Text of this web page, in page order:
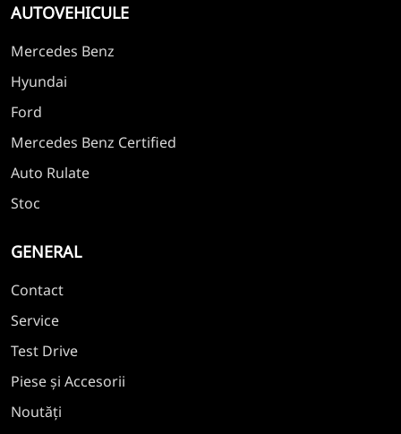
AUTOVEHICULE
Mercedes Benz
Hyundai
Ford
Mercedes Benz Certified
Auto Rulate
Stoc
GENERAL
Contact
Service
Test Drive
Piese și Accesorii
Noutăți